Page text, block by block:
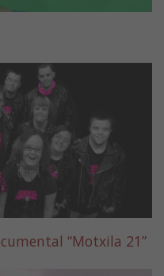
“Motxila 21”